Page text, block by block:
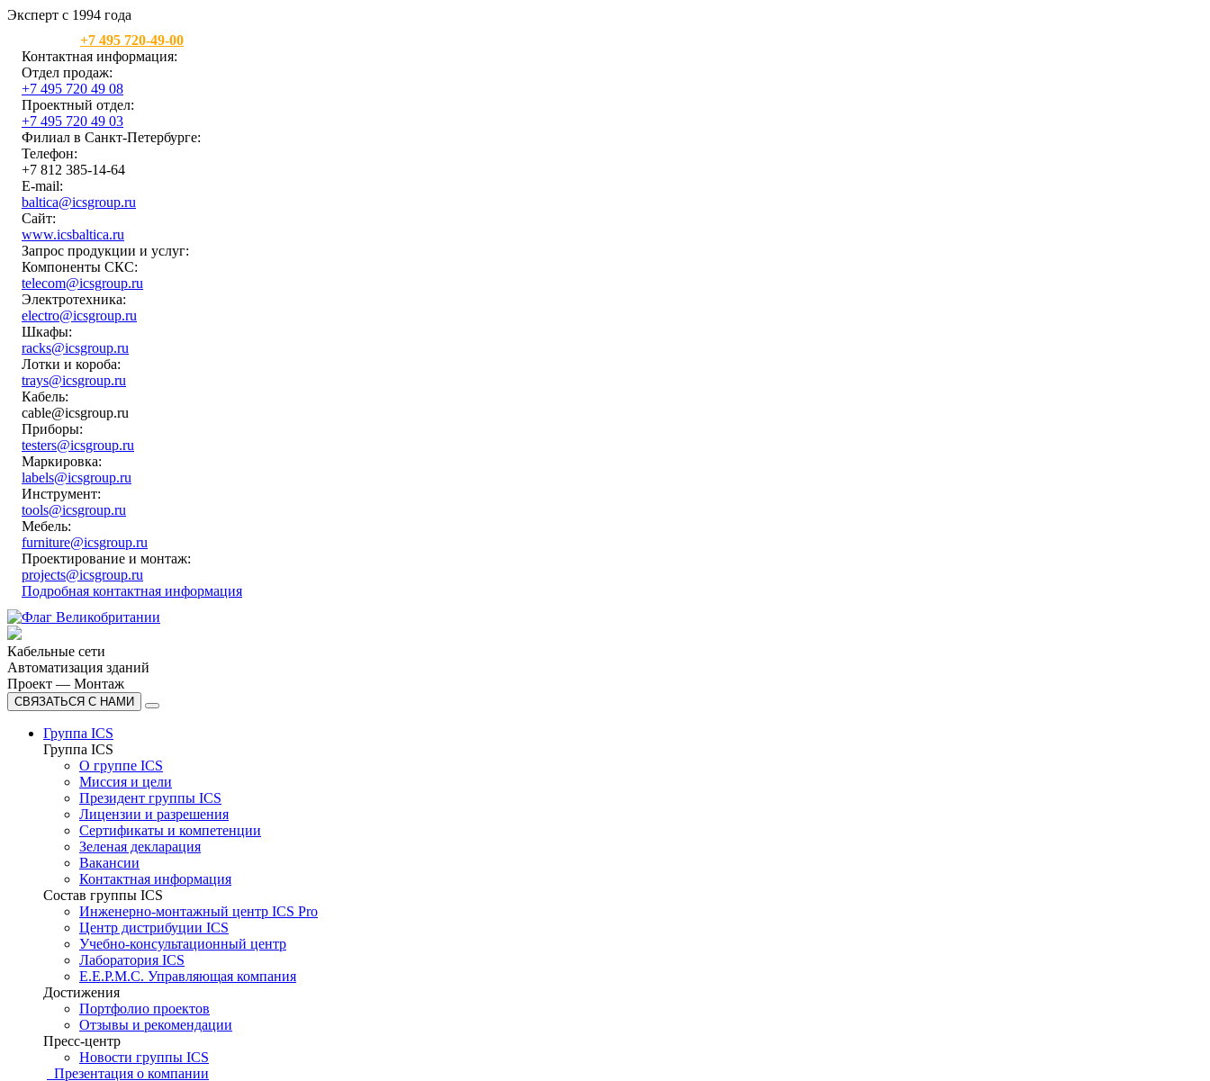
Эксперт с 1994 года
+7 495 720-49-00
Контактная информация:
Отдел продаж:
+7 495 720 49 08
Проектный отдел:
+7 495 720 49 03
Филиал в Санкт-Петербурге:
Телефон:
+7 812 385-14-64
E-mail:
baltica@icsgroup.ru
Сайт:
www.icsbaltica.ru
Запрос продукции и услуг:
Компоненты СКС:
telecom@icsgroup.ru
Электротехника:
electro@icsgroup.ru
Шкафы:
racks@icsgroup.ru
Лотки и короба:
trays@icsgroup.ru
Кабель:
cable@icsgroup.ru
Приборы:
testers@icsgroup.ru
Маркировка:
labels@icsgroup.ru
Инструмент:
tools@icsgroup.ru
Мебель:
furniture@icsgroup.ru
Проектирование и монтаж:
projects@icsgroup.ru
Подробная контактная информация
Кабельные сети
Автоматизация зданий
Проект — Монтаж
СВЯЗАТЬСЯ С НАМИ
Группа ICS
Группа ICS
О группе ICS
Миссия и цели
Президент группы ICS
Лицензии и разрешения
Сертификаты и компетенции
Зеленая декларация
Вакансии
Контактная информация
Состав группы ICS
Инженерно-монтажный центр ICS Pro
Центр дистрибуции ICS
Учебно-консультационный центр
Лаборатория ICS
E.E.P.M.C. Управляющая компания
Достижения
Портфолио проектов
Отзывы и рекомендации
Пресс-центр
Новости группы ICS
Презентация о компании